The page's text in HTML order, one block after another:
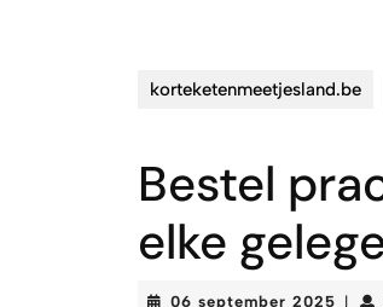
korteketenmeetjesland.be
Bestel
elke
06 september 2025 06